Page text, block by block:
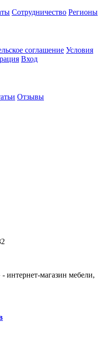
Сотрудничество Регионы
соглашение Условия
Вход
Отзывы
интернет-магазин мебели,